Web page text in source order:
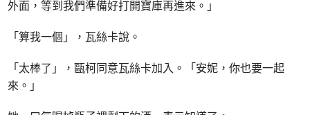
外面，等到我們準備好打開寶庫再進來。」
「算我一個」，瓦絲卡說。
「太棒了」，甌柯同意瓦絲卡加入。「安妮，你也要一起
來。」